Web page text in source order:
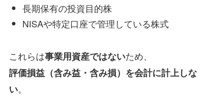
長期保有の投資目的株
NISAや特定口座で管理している株式
これらは事業用資産ではないため、
評価損益（含み益・含み損）を会計に計上しな
い。